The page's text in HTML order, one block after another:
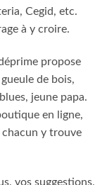
Cegid, etc.
à y croire.
propose
de bois,
jeune papa.
en ligne,
y trouve
vos suggestions,